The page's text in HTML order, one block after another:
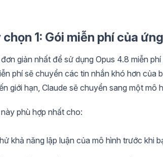
chọn 1: Gói miễn phí của
giản nhất để sử dụng Opus 4.8 miễn
phí sẽ chuyển các tin nhắn khó hơn của
giới hạn, Claude sẽ chuyển sang một mô
phù hợp nhất cho:
khả năng lập luận của mô hình trước khi